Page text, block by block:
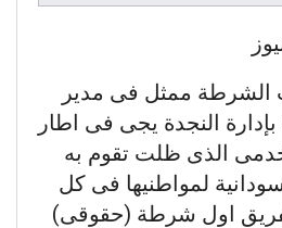
الشرطة ممثل فى مدير
النجدة يجى فى اطار
الذى ظلت تقوم به
لمواطنيها فى كل
اول شرطة (حقوقى)